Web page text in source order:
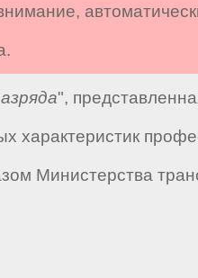
",
Министерства